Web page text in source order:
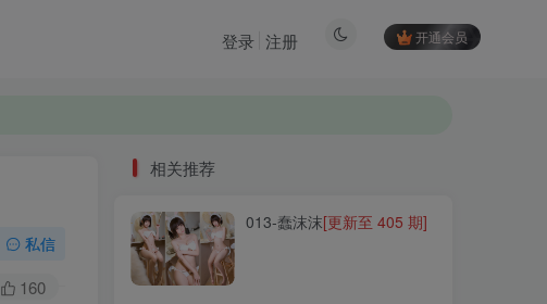
开通会员
登录 注册
私信
160
相关推荐
013-蠢沫沫[更新至 405 期]